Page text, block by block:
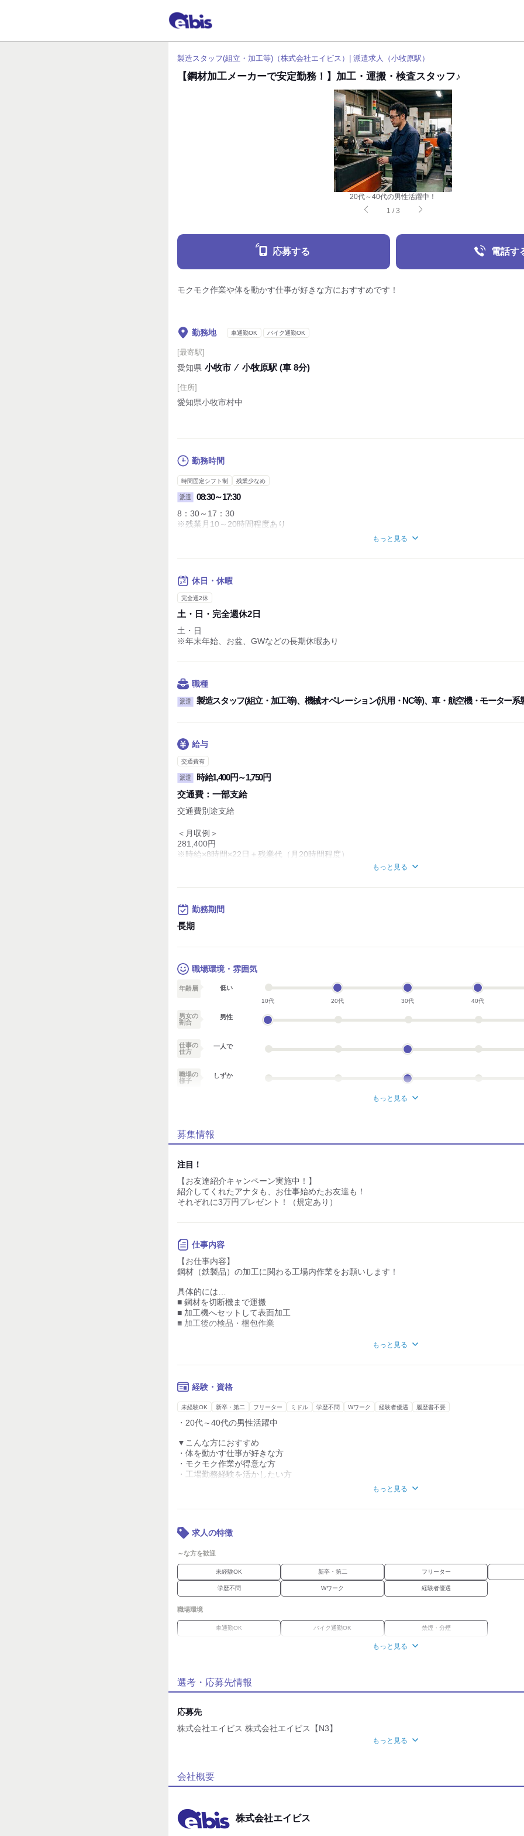
製造スタッフ(組立・加工等)（株式会社エイビス）| 派遣求人（小牧原駅）
【鋼材加工メーカーで安定勤務！】加工・運搬・検査スタッフ♪
20代～40代の男性活躍中！
1 /3
応募する 電話す
モクモク作業や体を動かす仕事が好きな方におすすめです！
勤務地 車通勤OK バイク通勤OK
[最寄駅]
愛知県 小牧市 ⁄ 小牧原駅 (車 8分)
[住所]
愛知県小牧市村中
勤務時間
時間固定シフト制 残業少なめ
派遣 08:30～17:30
8：30～17：30
※残業月10～20時間程度あり
もっと見る
休日・休暇
完全週2休
土・日・完全週休2日
土・日
※年末年始、お盆、GWなどの長期休暇あり
職種
派遣 製造スタッフ(組立・加工等)、機械オペレーション(汎用・NC等)、車・航空機・モーター系
給与
交通費有
派遣
時給1,400円～1,750円
交通費： 一部支給
交通費別途支給
＜月収例＞
281,400円
※時給×8時間×22日＋残業代（月20時間程度）
◆週払い（毎週お給料日）
◆月払い（月末締め/翌月15日払い）
◇履歴書不要
◇社会保険完備
◇制服貸与
◇休憩室、更衣室、ロッカー、喫煙スペース、無料駐車場完備
試用期間：
もっと見る
勤務期間
長期
職場環境・雰囲気
年齢層 低い
10代 20代 30代 40代
男女の
割合
男性
仕事の
仕方
一人で
職場の
様子
しずか
個性が生かせる
デスクワーク
お客様との対話が
少ない
力仕事が少ない
もっと見る
募集情報
注目！
【お友達紹介キャンペーン実施中！】
紹介してくれたアナタも、お仕事始めたお友達も！
それぞれに3万円プレゼント！（規定あり）
仕事内容
【お仕事内容】
鋼材（鉄製品）の加工に関わる工場内作業をお願いします！
具体的には…
■ 鋼材を切断機まで運搬
■ 加工機へセットして表面加工
■ 加工後の検品・梱包作業
もっと見る
経験・資格
未経験OK 新卒・第二 フリーター ミドル 学歴不問 Wワーク 経験者優遇 履歴書不要
・20代～40代の男性活躍中
▼こんな方におすすめ
・体を動かす仕事が好きな方
・モクモク作業が得意な方
・工場勤務経験を活かしたい方
もっと見る
求人の特徴
～な方を歓迎
未経験OK 新卒・第二 フリーター
学歴不問 Wワーク 経験者優遇
職場環境
車通勤OK バイク通勤OK 禁煙・分煙
応募時のメリット
もっと見る
選考・応募先情報
応募先
株式会社エイビス 株式会社エイビス【N3】
もっと見る
会社概要
株式会社エイビス